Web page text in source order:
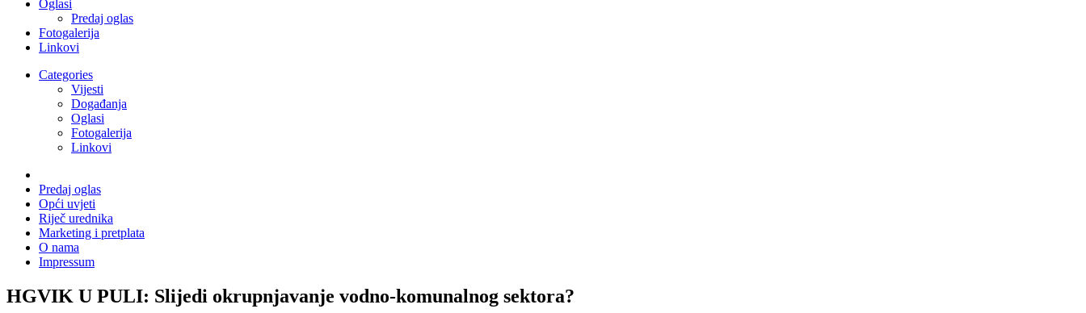
Oglasi
Predaj oglas
Fotogalerija
Linkovi
Categories
Vijesti
Događanja
Oglasi
Fotogalerija
Linkovi
Predaj oglas
Opći uvjeti
Riječ urednika
Marketing i pretplata
O nama
Impressum
HGVIK U PULI: Slijedi okrupnjavanje vodno-komunalnog sektora?